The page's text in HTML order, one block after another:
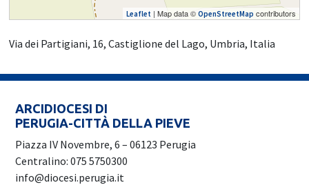
Leaflet | Map data © OpenStreetMap contributors
Via dei Partigiani, 16, Castiglione del Lago, Umbria, Italia
ARCIDIOCESI DI
PERUGIA-CITTÀ DELLA PIEVE
Piazza IV Novembre, 6 – 06123 Perugia
Centralino: 075 5750300
info@diocesi.perugia.it